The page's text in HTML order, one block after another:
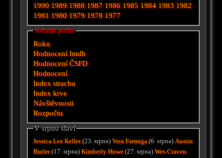
1990 1989 1988 1987 1986 1985 1984 1983 1982
1981 1980 1979 1978 1977
Seřadit podle
Roku
Hodnocení Imdb
Hodnocení ČSFD
Hodnocení
Index strachu
Index krve
Návštěvnosti
Rozpočtu
V srpnu slaví
Jessica Lee Keller(23. srpna)Vera Farmiga(6. srpna)Austin
Butler(17. srpna)Kimberly Howe(27. srpna)Wes Craven